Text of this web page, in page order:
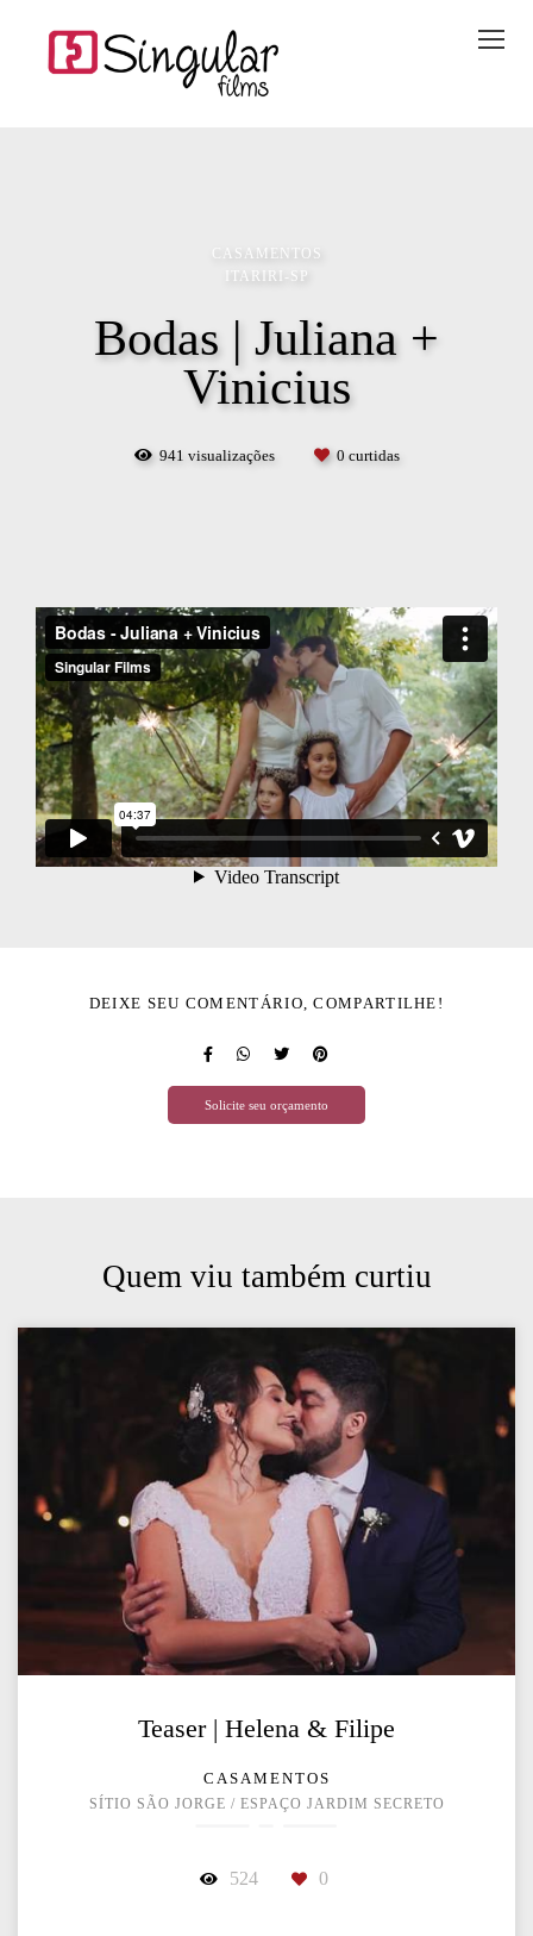
CASAMENTOS
ITARIRI-SP
Bodas | Juliana +
Vinicius
941 visualizações 0 curtidas
DEIXE SEU COMENTÁRIO, COMPARTILHE!
Solicite seu orçamento
Quem viu também curtiu
Teaser | Helena & Filipe
CASAMENTOS
SÍTIO SÃO JORGE / ESPAÇO JARDIM SECRETO
524 0